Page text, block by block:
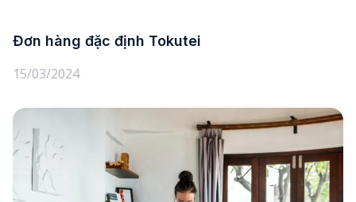
Đơn hàng đặc định Tokutei
15/03/2024